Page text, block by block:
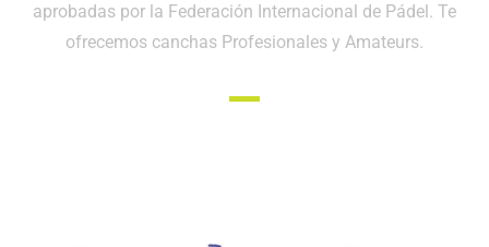
aprobadas por la Federación Internacional de Pádel. Te
ofrecemos canchas Profesionales y Amateurs.